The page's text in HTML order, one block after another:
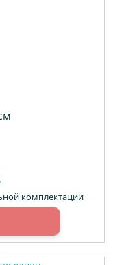
комплектации